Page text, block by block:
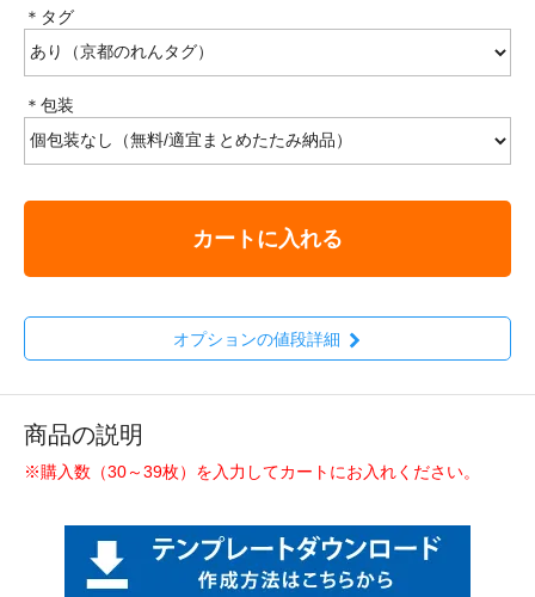
＊タグ
＊包装
カートに入れる
オプションの値段詳細
商品の説明
※購入数（30～39枚）を入力してカートにお入れください。